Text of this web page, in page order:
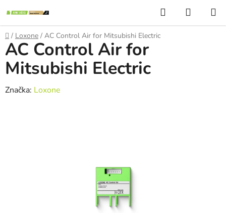
na
obsah
Hledat
KOŠÍK
Domů
/ Loxone / AC Control Air for Mitsubishi Electric
AC Control Air for
Mitsubishi Electric
Značka: Loxone